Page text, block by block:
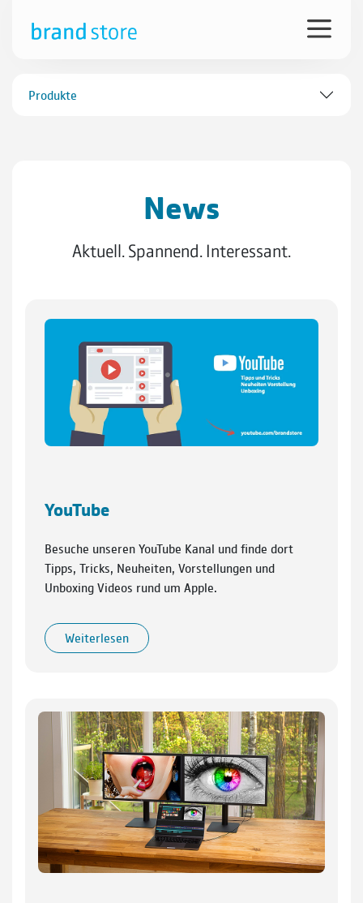
Produkte
News
Aktuell. Spannend. Interessant.
YouTube
Besuche unseren YouTube Kanal und finde dort
Tipps, Tricks, Neuheiten, Vorstellungen und
Unboxing Videos rund um Apple.
Weiterlesen